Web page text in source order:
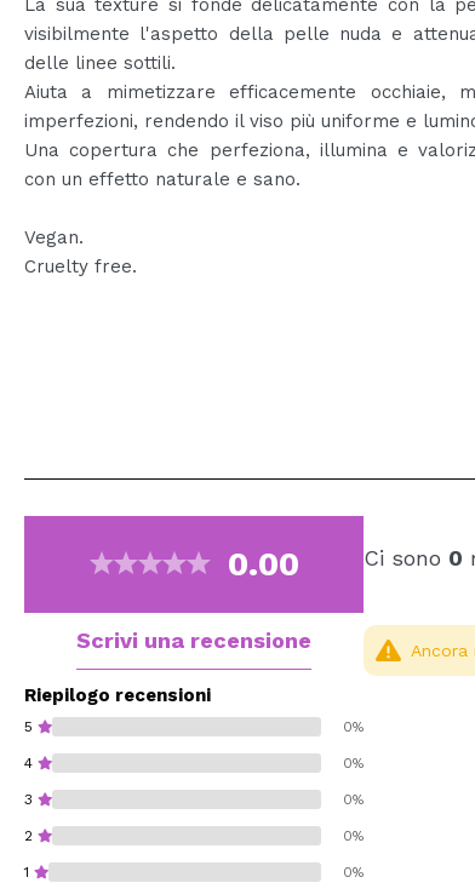
visibilmente l'aspetto della pelle nuda e
delle linee sottili.
Aiuta a mimetizzare efficacemente occhiaie,
imperfezioni, rendendo il viso più uniforme e
Una copertura che perfeziona, illumina e
con un effetto naturale e sano.
Vegan.
Cruelty free.
0.00
Scrivi una recensione
Riepilogo recensioni
5 0%
4 0%
3 0%
2 0%
1 0%
Ci sono 0
Ancora